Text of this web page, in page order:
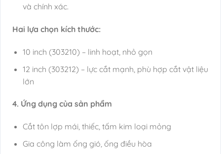
và chính xác.
Hai lựa chọn kích thước:
10 inch (303210) – linh hoạt, nhỏ gọn
12 inch (303212) – lực cắt mạnh, phù hợp cắt vật liệu
lớn
4. Ứng dụng của sản phẩm
Cắt tôn lợp mái, thiếc, tấm kim loại mỏng
Gia công làm ống gió, ống điều hòa